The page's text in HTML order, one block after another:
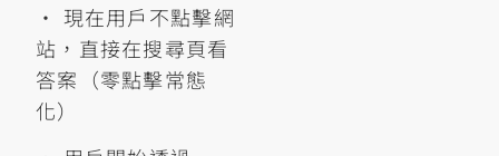
• 現在用戶不點擊網
站，直接在搜尋頁看
答案（零點擊常態
化）